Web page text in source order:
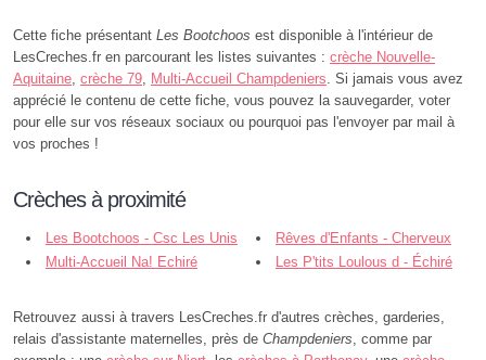
Cette fiche présentant Les Bootchoos est disponible à l'intérieur de
LesCreches.fr en parcourant les listes suivantes : crèche Nouvelle-
Aquitaine crèche 79 Multi-Accueil Champdeniers . Si jamais vous avez
apprécié le contenu de cette fiche, vous pouvez la sauvegarder, voter
pour elle sur vos réseaux sociaux ou pourquoi pas l'envoyer par mail à
vos proches !
Crèches à proximité
Les Bootchoos - Csc Les Unis
Vers - Champdeniers
Rêves d'Enfants - Cherveux
Multi-Accueil Na! Echiré
Les P'tits Loulous d - Échiré
Retrouvez aussi à travers LesCreches.fr d'autres crèches, garderies,
relais d'assistante maternelles, près de Champdeniers , comme par